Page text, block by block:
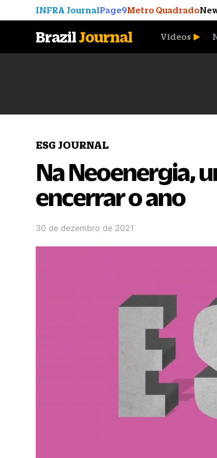
INFRA JournalPage9Metro Quadrado
BrazilJournal Vídeos
ESG JOURNAL
Na Neoenergia,
encerrar o ano
30 de dezembro de 2021